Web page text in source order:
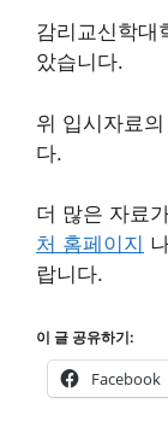
감리교신학대
았습니다.
위 입시자료의
다.
더 많은 자료
처 홈페이지
랍니다.
이 글 공유하기:
Facebook